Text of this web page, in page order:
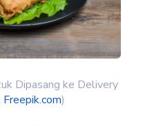
Dipasang ke Delivery
Freepik.com)